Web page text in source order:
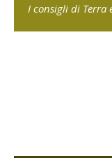
I consigli di Terra